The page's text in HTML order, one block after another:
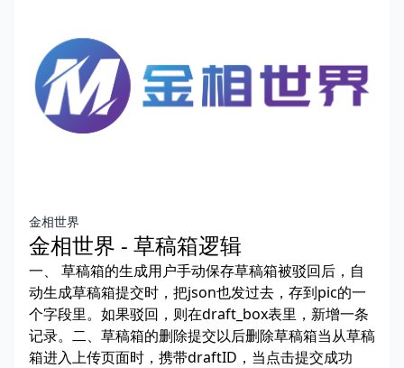
金相世界
金相世界 - 草稿箱逻辑
一、 草稿箱的生成用户手动保存草稿箱被驳回后，自
动生成草稿箱提交时，把json也发过去，存到pic的一
个字段里。如果驳回，则在draft_box表里，新增一条
记录。二、草稿箱的删除提交以后删除草稿箱当从草稿
箱进入上传页面时，携带draftID，当点击提交成功